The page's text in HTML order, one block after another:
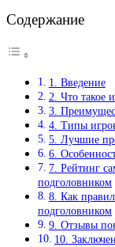
Содержание
1. Введение
2. Что такое
3.
4. Типы
5. Лучшие
6.
7. Рейтинг
подголовником
8. Как
подголовником
9. Отзывы
10.